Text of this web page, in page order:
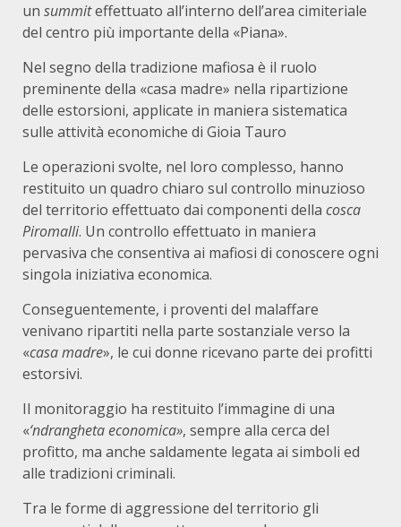
un summiteffettuato all’interno dell’area cimiteriale
del centro più importante della «Piana».
Nel segno della tradizione mafiosa è il ruolo
preminente della «casa madre» nella ripartizione
delle estorsioni, applicate in maniera sistematica
sulle attività economiche di Gioia Tauro
Le operazioni svolte, nel loro complesso, hanno
restituito un quadro chiaro sul controllo minuzioso
del territorio effettuato dai componenti della cosca
Piromalli. Un controllo effettuato in maniera
pervasiva che consentiva ai mafiosi di conoscere ogni
singola iniziativa economica.
Conseguentemente, i proventi del malaffare
venivano ripartiti nella parte sostanziale verso la
«casa madre», le cui donne ricevano parte dei profitti
estorsivi.
Il monitoraggio ha restituito l’immagine di una
«‘ndrangheta economica», sempre alla cerca del
profitto, ma anche saldamente legata ai simboli ed
alle tradizioni criminali.
Tra le forme di aggressione del territorio gli